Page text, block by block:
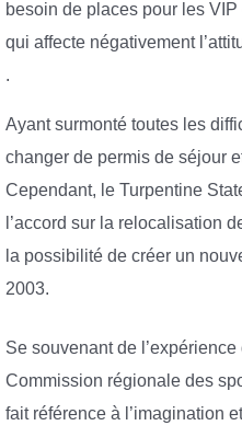
besoin de places pour les
qui affecte négativement
.
Ayant surmonté toutes les
changer de permis de séjour
Cependant, le Turpentine
l’accord sur la relocalisation
la possibilité de créer un
2003.
Se souvenant de
Commission régionale des
fait référence à l’imagination